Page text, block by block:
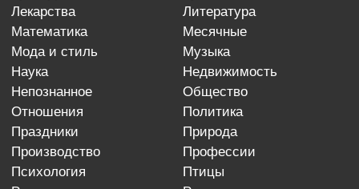
лекарства
литература
математика
месячные
мода и стиль
музыка
наука
недвижимость
непознанное
общество
отношения
политика
праздники
природа
производство
профессии
психология
птицы